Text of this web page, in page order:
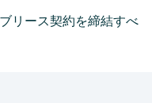
リース契約を締結すべ